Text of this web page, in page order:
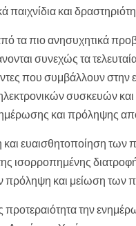
παιχνίδια και
τα πιο ανησυχητικά
συνεχώς τα
που συμβάλλουν
συσκευών και
και πρόληψης
ευαισθητοποίηση των
ισορροπημένης
πρόληψη και μείωση των
την